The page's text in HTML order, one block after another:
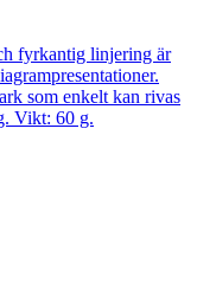
fyrkantig linjering är
som enkelt kan rivas
Vikt: 60 g.